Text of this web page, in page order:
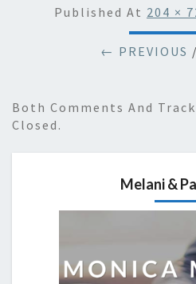
Published At 204 ×
← PREVIOUS /
Both Comments And
Closed.
Melani &